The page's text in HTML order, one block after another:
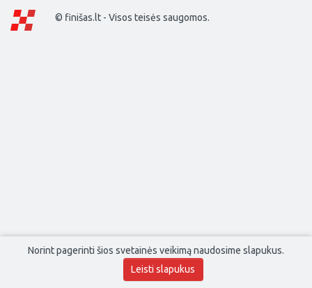
© finišas.lt - Visos teisės saugomos.
Norint pagerinti šios svetainės veikimą naudosime slapukus.
Leisti slapukus